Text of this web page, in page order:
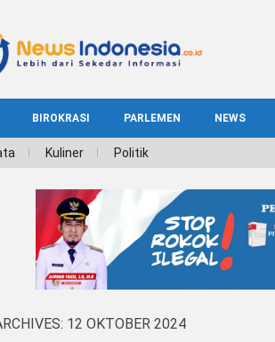
BIROKRASI PARLEMEN NEWS
BIROKRASI
Kuliner Politik
12 OKTOBER 2024